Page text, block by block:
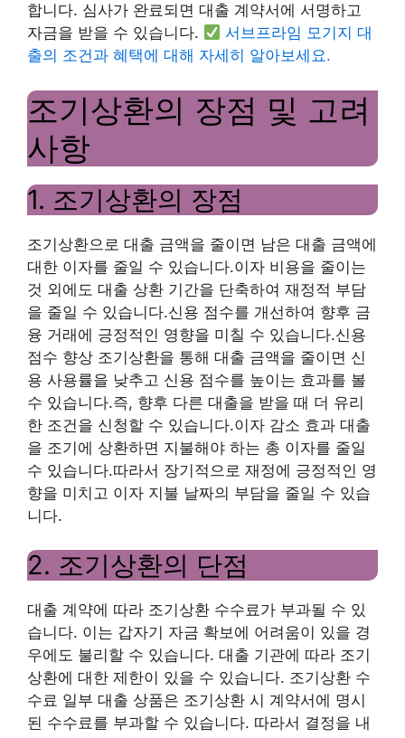
합니다. 심사가 완료되면 대출 계약서에 서명하고
자금을 받을 수 있습니다.
서브프라임 모기지 대
출의 조건과 혜택에 대해 자세히 알아보세요.
조기상환의 장점 및 고려
사항
1. 조기상환의 장점
조기상환으로 대출 금액을 줄이면 남은 대출 금액에
대한 이자를 줄일 수 있습니다.이자 비용을 줄이는
것 외에도 대출 상환 기간을 단축하여 재정적 부담
을 줄일 수 있습니다.신용 점수를 개선하여 향후 금
융 거래에 긍정적인 영향을 미칠 수 있습니다.신용
점수 향상 조기상환을 통해 대출 금액을 줄이면 신
용 사용률을 낮추고 신용 점수를 높이는 효과를 볼
수 있습니다.즉, 향후 다른 대출을 받을 때 더 유리
한 조건을 신청할 수 있습니다.이자 감소 효과 대출
을 조기에 상환하면 지불해야 하는 총 이자를 줄일
수 있습니다.따라서 장기적으로 재정에 긍정적인 영
향을 미치고 이자 지불 날짜의 부담을 줄일 수 있습
니다.
2. 조기상환의 단점
대출 계약에 따라 조기상환 수수료가 부과될 수 있
습니다. 이는 갑자기 자금 확보에 어려움이 있을 경
우에도 불리할 수 있습니다. 대출 기관에 따라 조기
상환에 대한 제한이 있을 수 있습니다. 조기상환 수
수료 일부 대출 상품은 조기상환 시 계약서에 명시
된 수수료를 부과할 수 있습니다. 따라서 결정을 내